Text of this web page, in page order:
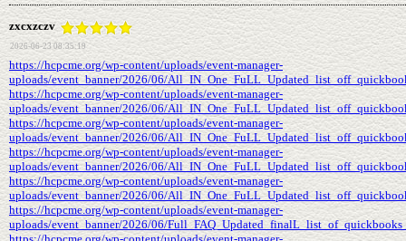
zxcxzczv
2026-06-23 08:35:19
https://hcpcme.org/wp-content/uploads/event-manager-
uploads/event_banner/2026/06/
https://hcpcme.org/wp-content/uploads/event-manager-
uploads/event_banner/2026/06/
https://hcpcme.org/wp-content/uploads/event-manager-
uploads/event_banner/2026/06/
https://hcpcme.org/wp-content/uploads/event-manager-
uploads/event_banner/2026/06/
https://hcpcme.org/wp-content/uploads/event-manager-
uploads/event_banner/2026/06/
https://hcpcme.org/wp-content/uploads/event-manager-
uploads/event_banner/2026/06/